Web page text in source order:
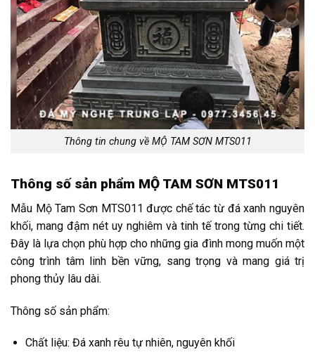
Thông tin chung về MỘ TAM SƠN MTS011
Thông số sản phẩm MỘ TAM SƠN MTS011
Mẫu Mộ Tam Sơn MTS011 được chế tác từ đá xanh nguyên
khối, mang đậm nét uy nghiêm và tinh tế trong từng chi tiết.
Đây là lựa chọn phù hợp cho những gia đình mong muốn một
công trình tâm linh bền vững, sang trọng và mang giá trị
phong thủy lâu dài.
Thông số sản phẩm:
Chất liệu: Đá xanh rêu tự nhiên, nguyên khối